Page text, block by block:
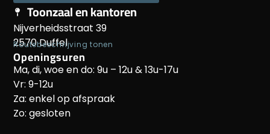
Toonzaal en kantoren
Nijverheidsstraat 39
2570 Duffel
Routebeschrijving tonen
Openingsuren
Ma, di, woe en do: 9u – 12u & 13u-17u
Vr: 9-12u
Za: enkel op afspraak
Zo: gesloten